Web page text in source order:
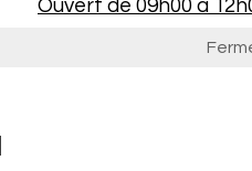
Ouvert de 09h00 à